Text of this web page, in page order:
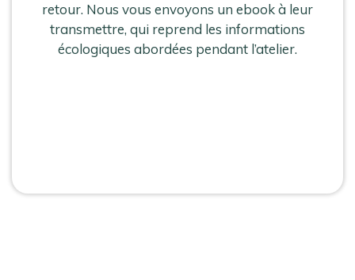
retour. Nous vous envoyons un ebook à leur
transmettre, qui reprend les informations
écologiques abordées pendant l’atelier.